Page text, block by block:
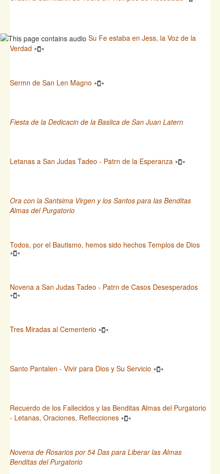
Su Fe estaba en Jess, la Voz de la
Verdad
Sermn de San Len Magno
Fiesta de la Dedicacin de la Baslica de San Juan Latern
Letanas a San Judas Tadeo - Patrn de la Esperanza
Ora con la Santsima Virgen y los Santos para las Benditas
Almas del Purgatorio
Todos, por el Bautismo, hemos sido hechos Templos de Dios
Novena a San Judas Tadeo - Patrn de Casos Desesperados
Tres Miradas al Cementerio
Santo Pantalen - Vivir para Dios y Su Servicio
Recuerdo de los Fallecidos y las Benditas Almas del Purgatorio
- Letanas, Oraciones, Reflecciones
Novena de Rosarios por 54 Das para Liberar las Almas
Benditas del Purgatorio